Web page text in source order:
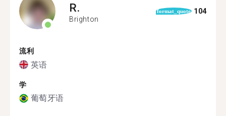
R.
Brighton
format_quote 104
流利
英语
学
葡萄牙语